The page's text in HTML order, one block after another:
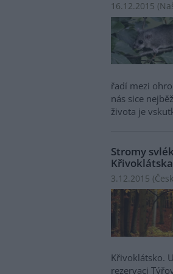
16.12.2015 (
řadí mezi
nás sice
života je
Stromy
Křivoklátska
3.12.2015 (
Křivoklátsko.
rezervaci